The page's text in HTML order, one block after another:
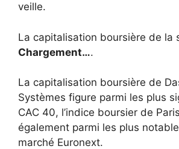
veille.
La capitalisation boursière de la
Chargement….
La capitalisation boursière de
Systèmes figure parmi les plus
CAC 40, l’indice boursier de
également parmi les plus
marché Euronext.